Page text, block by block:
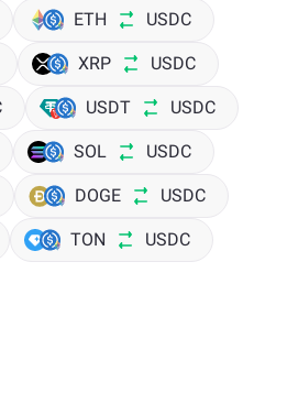
ETH USDC
XRP USDC
USDT USDC
SOL USDC
DOGE USDC
TON USDC